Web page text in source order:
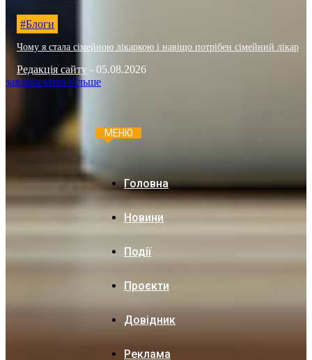
#Блоги
Чому я стала сімейною лікаркою і навіщо потрібен сімейний лікар
Редакція сайту - 05.08.2026
завантажити більше
МЕНЮ
Головна
Новини
Події
Проєкти
Довідник
Реклама